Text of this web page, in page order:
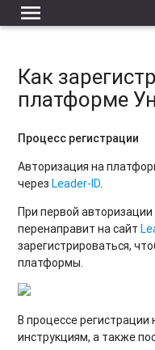
menu
Как
платформе
Процесс регистрации
Авторизация на
черезLeader-ID.
При первой авторизации
перенаправит на сайт
зарегистрироваться,
платформы.
В процессе
инструкциям, а также